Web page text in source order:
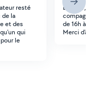
resté
de la
et des
qui
le
Bonjour,
de 16h à
Merci